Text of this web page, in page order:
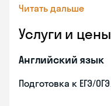
Читать дальше
Услуги и цены
Английский язык
Подготовка к ЕГЭ/ОГЭ